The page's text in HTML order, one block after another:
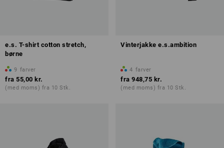
e.s. T-shirt cotton stretch,
børne
9 farver
fra 55,00 kr.
(med moms) fra 10 Stk.
Vinterjakke e.s.ambition
4 farver
fra 948,75 kr.
(med moms) fra 10 Stk.